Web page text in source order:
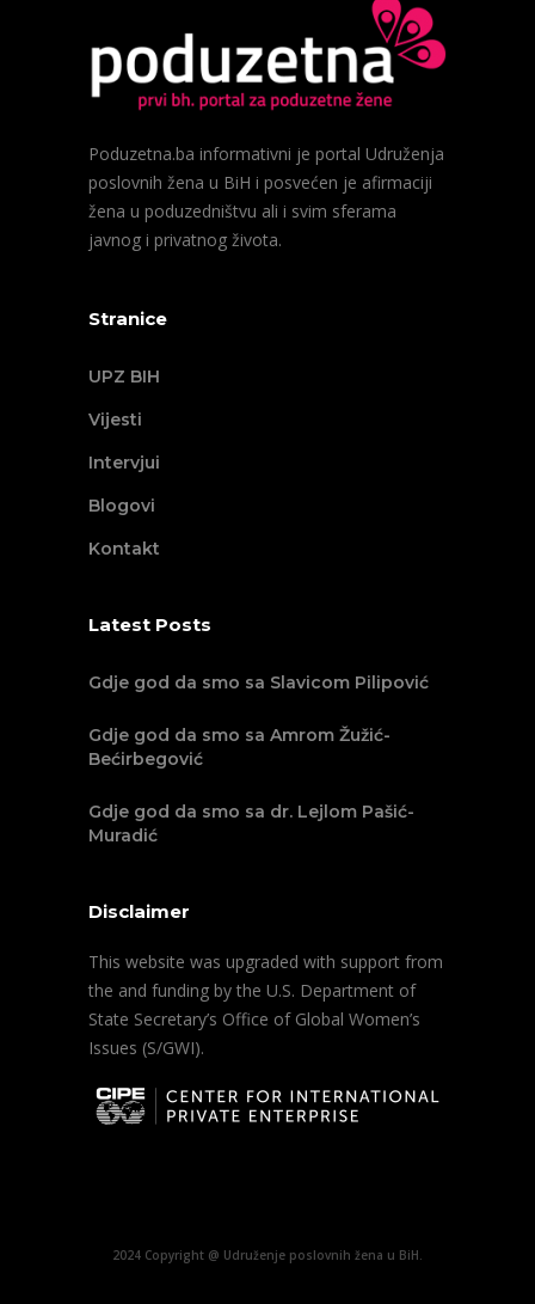
Poduzetna.ba informativni je portal Udruženja
poslovnih žena u BiH i posvećen je afirmaciji
žena u poduzedništvu ali i svim sferama
javnog i privatnog života.
Stranice
UPZ BIH
Vijesti
Intervjui
Blogovi
Kontakt
Latest Posts
Gdje god da smo sa Slavicom Pilipović
Gdje god da smo sa Amrom Žužić-
Bećirbegović
Gdje god da smo sa dr. Lejlom Pašić-
Muradić
Disclaimer
This website was upgraded with support from
the and funding by the U.S. Department of
State Secretary’s Office of Global Women’s
Issues (S/GWI).
2024 Copyright @ Udruženje poslovnih žena u BiH.